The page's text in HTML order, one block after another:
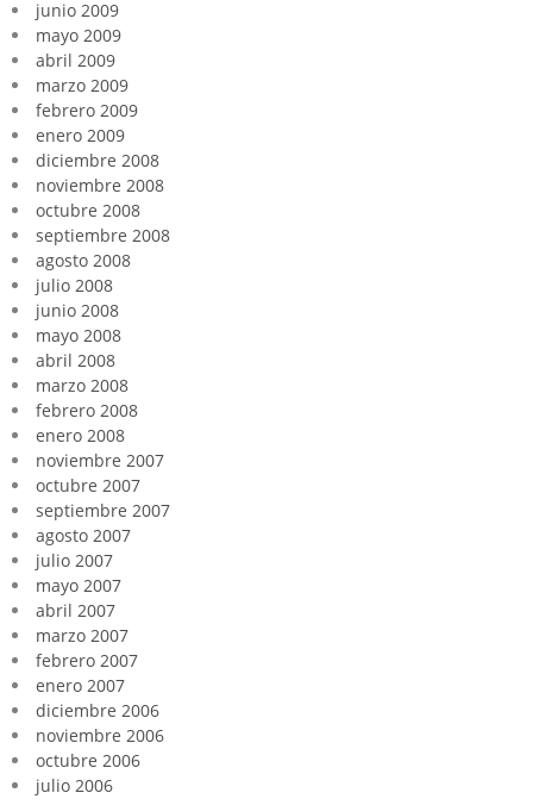
junio 2009
mayo 2009
abril 2009
marzo 2009
febrero 2009
enero 2009
diciembre 2008
noviembre 2008
octubre 2008
septiembre 2008
agosto 2008
julio 2008
junio 2008
mayo 2008
abril 2008
marzo 2008
febrero 2008
enero 2008
noviembre 2007
octubre 2007
septiembre 2007
agosto 2007
julio 2007
mayo 2007
abril 2007
marzo 2007
febrero 2007
enero 2007
diciembre 2006
noviembre 2006
octubre 2006
julio 2006